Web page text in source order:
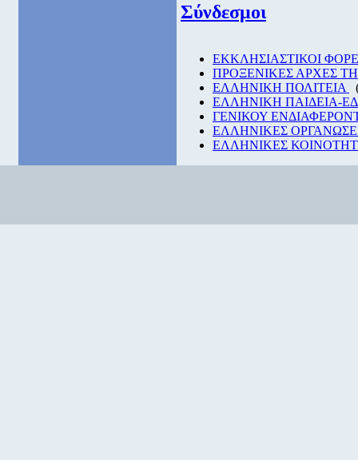
Σύνδεσμοι
EKKΛΗΣΙΑΣΤΙΚΟΙ
ΠΡΟΞΕΝΙΚΕΣ ΑΡΧΕΣ
ΕΛΛΗΝΙΚΗ ΠΟΛΙΤΕΙΑ
ΕΛΛΗΝΙΚΗ ΠΑΙΔΕΙΑ-
ΓΕΝΙΚΟΥ
ΕΛΛΗΝΙΚΕΣ
ΕΛΛΗΝΙΚΕΣ